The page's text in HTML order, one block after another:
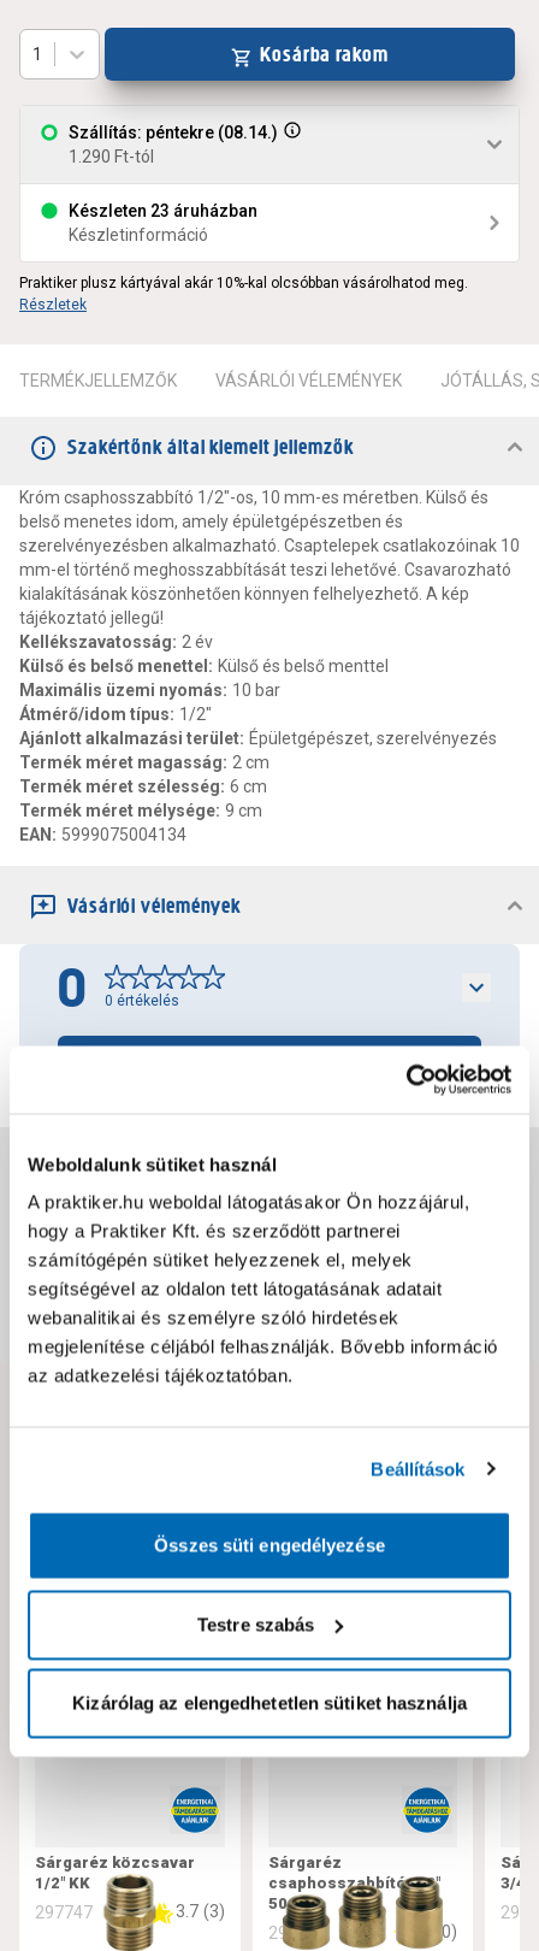
Weboldalunk sütiket használ
A praktiker.hu weboldal látogatásakor Ön hozzájárul,
hogy a Praktiker Kft. és szerződött partnerei
számítógépén sütiket helyezzenek el, melyek
segítségével az oldalon tett látogatásának adatait
webanalitikai és személyre szóló hirdetések
megjelenítése céljából felhasználják. Bővebb információ
az adatkezelési tájékoztatóban.
Beállítások
Összes süti engedélyezése
Testre szabás
Kizárólag az elengedhetetlen sütiket használja
Szállítás: péntekre (08.14.)
1.290 Ft-tól
Készleten 23 áruházban
Készletinformáció
1 Kosárba rakom
Praktiker plusz kártyával akár 10%-kal olcsóbban vásárolhatod meg.
Részletek
TERMÉKJELLEMZŐK VÁSÁRLÓI VÉLEMÉNYEK JÓTÁLLÁS,
Szakértőnk által kiemelt jellemzők
Króm csaphosszabbító 1/2"-os, 10 mm-es méretben. Külső és
belső menetes idom, amely épületgépészetben és
szerelvényezésben alkalmazható. Csaptelepek csatlakozóinak 10
mm-el történő meghosszabbítását teszi lehetővé. Csavarozható
kialakításának köszönhetően könnyen felhelyezhető. A kép
tájékoztató jellegű!
Kellékszavatosság: 2 év
Külső és belső menettel : Külső és belső menttel
Maximális üzemi nyomás: 10 bar
Átmérő/idom típus: 1/2"
Ajánlott alkalmazási terület: Épületgépészet, szerelvényezés
Termék méret magasság: 2 cm
Termék méret szélesség: 6 cm
Termék méret mélysége: 9 cm
EAN : 5999075004134
Vásárlói vélemények
0 0 értékelés
Jótállás, szavatosság
Csomagolási és súly információk
Dokumentumok, felelős személy
Neked ajánljuk!
Sárgaréz közcsavar
1/2" KK
297747 3.7 (3)
Sárgaréz
csaphosszabbító 1/2"
50mm
297730 0)
3/